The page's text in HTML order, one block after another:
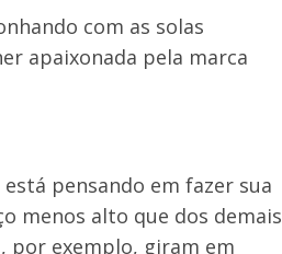
com as solas
apaixonada pela marca
pensando em fazer sua
menos alto que dos demais
por exemplo, giram em